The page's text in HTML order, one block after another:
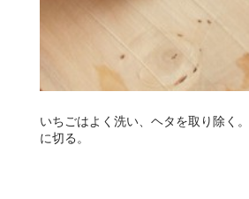
いちごはよく洗い、ヘタを取り除く
に切る。